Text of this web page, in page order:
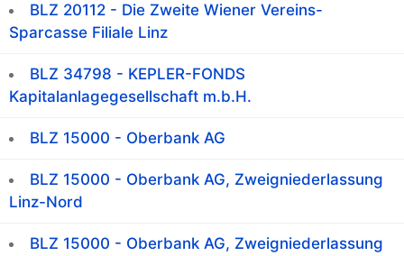
BLZ 20112 - Die Zweite Wiener Vereins-
Sparcasse Filiale Linz
BLZ 34798 - KEPLER-FONDS
Kapitalanlagegesellschaft m.b.H.
BLZ 15000 - Oberbank AG
BLZ 15000 - Oberbank AG, Zweigniederlassung
Linz-Nord
BLZ 15000 - Oberbank AG, Zweigniederlassung